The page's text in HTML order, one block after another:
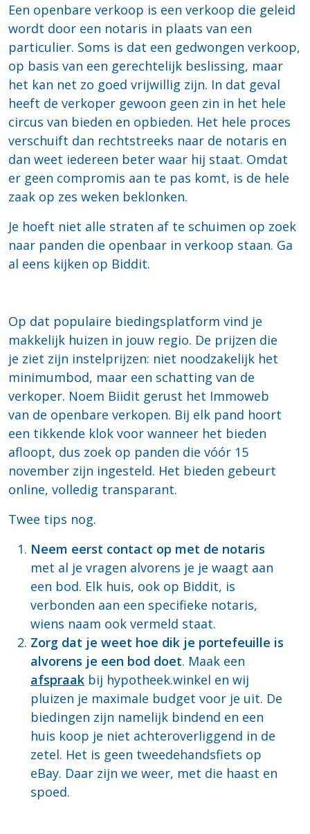
Een openbare verkoop is een verkoop die geleid
wordt door een notaris in plaats van een
particulier. Soms is dat een gedwongen verkoop,
op basis van een gerechtelijk beslissing, maar
het kan net zo goed vrijwillig zijn. In dat geval
heeft de verkoper gewoon geen zin in het hele
circus van bieden en opbieden. Het hele proces
verschuift dan rechtstreeks naar de notaris en
dan weet iedereen beter waar hij staat. Omdat
er geen compromis aan te pas komt, is de hele
zaak op zes weken beklonken.
Je hoeft niet alle straten af te schuimen op zoek
naar panden die openbaar in verkoop staan. Ga
al eens kijken op Biddit.
Op dat populaire biedingsplatform vind je
makkelijk huizen in jouw regio. De prijzen die
je ziet zijn instelprijzen: niet noodzakelijk het
minimumbod, maar een schatting van de
verkoper. Noem Biidit gerust het Immoweb
van de openbare verkopen. Bij elk pand hoort
een tikkende klok voor wanneer het bieden
afloopt, dus zoek op panden die vóór 15
november zijn ingesteld. Het bieden gebeurt
online, volledig transparant.
Twee tips nog.
Neem eerst contact op met de notaris
met al je vragen alvorens je je waagt aan
een bod. Elk huis, ook op Biddit, is
verbonden aan een specifieke notaris,
wiens naam ook vermeld staat.
Zorg dat je weet hoe dik je portefeuille is
alvorens je een bod doet. Maak een
afspraak bij hypotheek.winkel en wij
pluizen je maximale budget voor je uit. De
biedingen zijn namelijk bindend en een
huis koop je niet achteroverliggend in de
zetel. Het is geen tweedehandsfiets op
eBay. Daar zijn we weer, met die haast en
spoed.